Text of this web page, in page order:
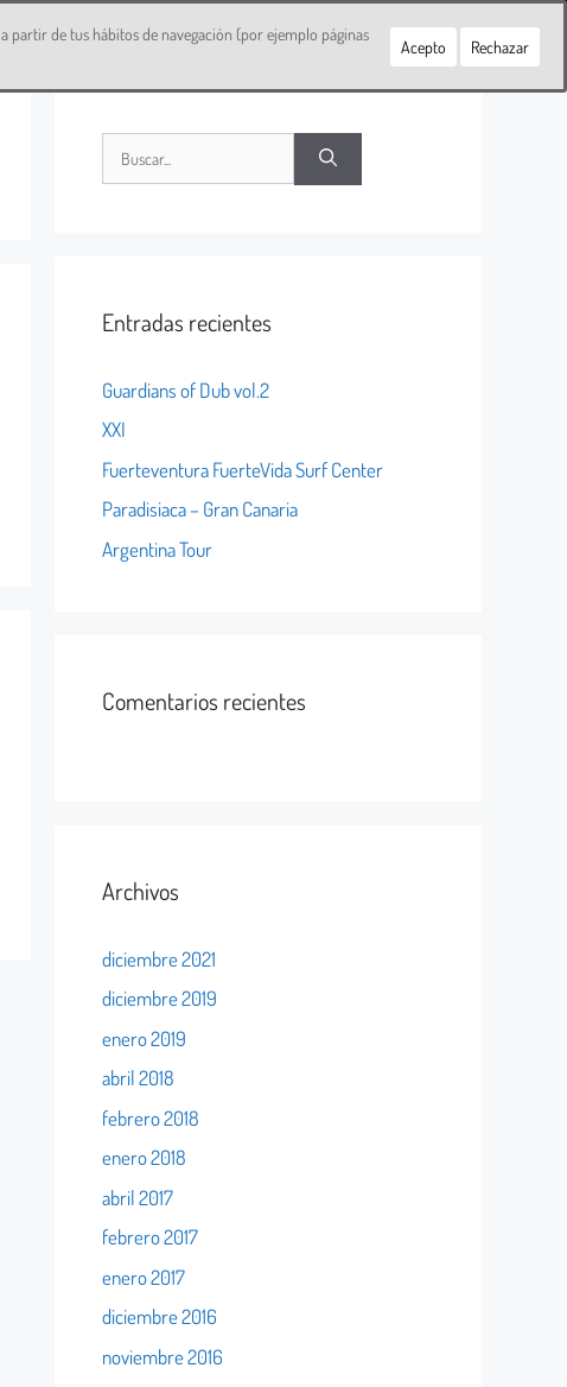
Entradas recientes
Guardians of Dub vol.2
XXI
Fuerteventura FuerteVida Surf Center
Paradisiaca – Gran Canaria
Argentina Tour
Comentarios recientes
Archivos
diciembre 2021
diciembre 2019
enero 2019
abril 2018
febrero 2018
enero 2018
abril 2017
febrero 2017
enero 2017
diciembre 2016
noviembre 2016
partir de tus hábitos de navegación (por ejemplo páginas
Acepto Rechazar